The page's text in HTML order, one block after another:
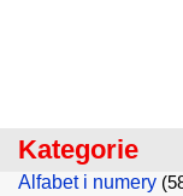
Kategorie
Alfabet i numery